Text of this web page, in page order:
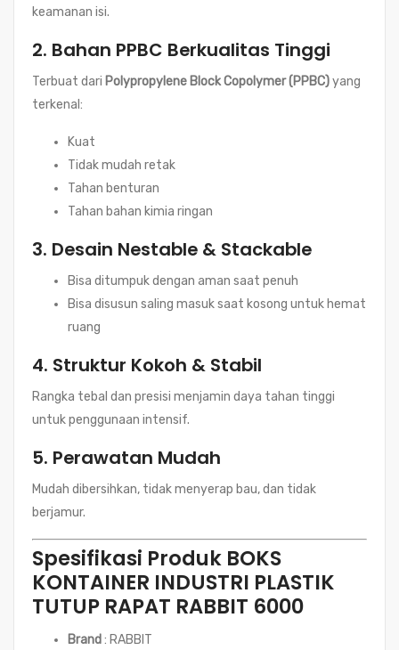
keamanan isi.
2. Bahan PPBC Berkualitas Tinggi
Terbuat dari Polypropylene Block Copolymer (PPBC)yang
terkenal:
Kuat
Tidak mudah retak
Tahan benturan
Tahan bahan kimia ringan
3. Desain Nestable & Stackable
Bisa ditumpuk dengan aman saat penuh
Bisa disusun saling masuk saat kosong untuk hemat
ruang
4. Struktur Kokoh & Stabil
Rangka tebal dan presisi menjamin daya tahan tinggi
untuk penggunaan intensif.
5. Perawatan Mudah
Mudah dibersihkan, tidak menyerap bau, dan tidak
berjamur.
Spesifikasi Produk BOKS
KONTAINER INDUSTRI PLASTIK
TUTUP RAPAT RABBIT 6000
Brand : RABBIT